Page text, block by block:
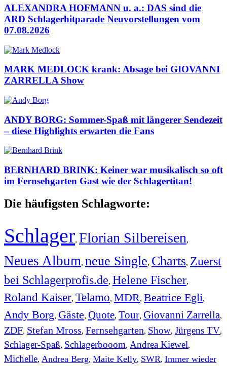
ALEXANDRA HOFMANN u. a.: DAS sind die
ARD Schlagerhitparade Neuvorstellungen vom
07.08.2026
MARK MEDLOCK krank: Absage bei GIOVANNI
ZARRELLA Show
ANDY BORG: Sommer-Spaß mit längerer Sendezeit
– diese Highlights erwarten die Fans
BERNHARD BRINK: Keiner war musikalisch so oft
im Fernsehgarten Gast wie der Schlagertitan!
Die häufigsten Schlagworte:
Schlager, Florian Silbereisen,
Neues Album, neue Single, Charts, Zuerst
bei Schlagerprofis.de, Helene Fischer,
Roland Kaiser, Telamo, MDR, Beatrice Egli,
Andy Borg, Gäste, Quote, Tour, Giovanni Zarrella,
ZDF, Stefan Mross, Fernsehgarten, Show, Jürgens TV,
Schlager-Spaß, Schlagerbooom, Andrea Kiewel,
Michelle, Andrea Berg, Maite Kelly, SWR, Immer wieder